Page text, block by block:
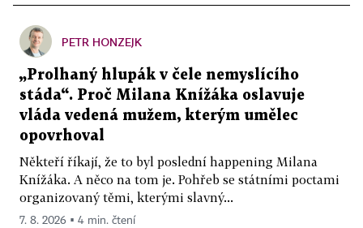
PETR HONZEJK
„Prolhaný hlupák v čele nemyslícího
stáda“. Proč Milana Knížáka oslavuje
vláda vedená mužem, kterým umělec
opovrhoval
Někteří říkají, že to byl poslední happening Milana
Knížáka. A něco na tom je. Pohřeb se státními poctami
organizovaný těmi, kterými slavný...
7. 8. 2026 ▪ 4 min. čtení